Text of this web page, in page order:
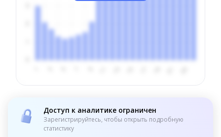
Доступ к аналитике ограничен
Зарегистрируйтесь, чтобы открыть подробную
статистику